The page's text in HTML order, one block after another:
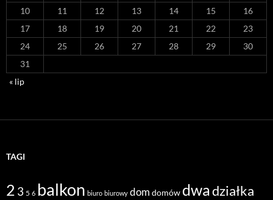
10
11 12 13 14 15
16
17
18 19 20 21 22
23
24
25 26 27 28 29
30
31
« lip
TAGI
2 3 5 6 balkon biuro biurowy dom domów dwadziałka